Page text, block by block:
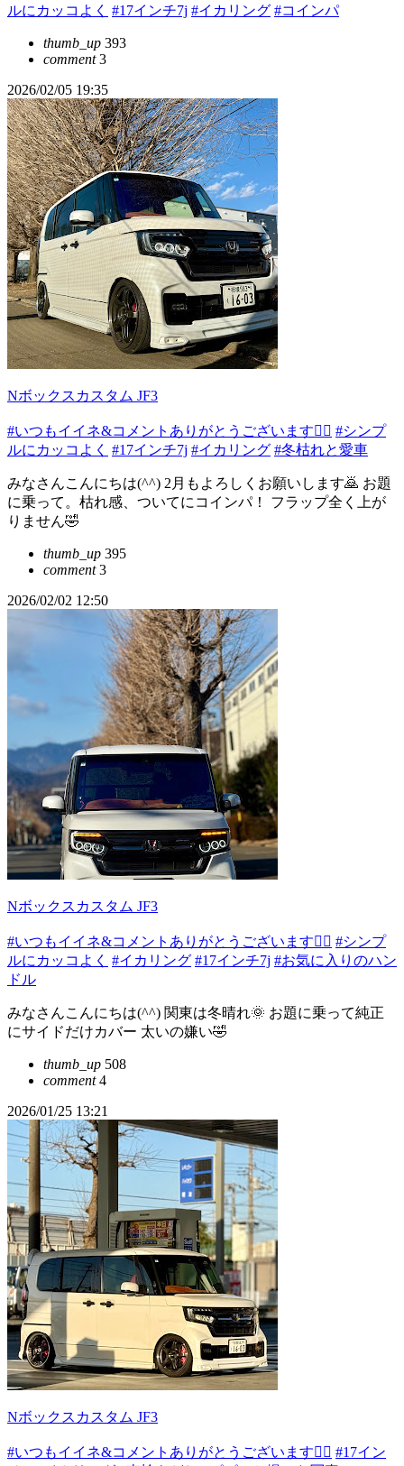
ルにカッコよく #17インチ7j #イカリング #コインパ
thumb_up 393
comment3
2026/02/05 19:35
Nボックスカスタム JF3
#いつもイイネ&コメントありがとうございます🙇‍♂️ #シンプ
ルにカッコよく #17インチ7j #イカリング #冬枯れと愛車
みなさんこんにちは(^^) 2月もよろしくお願いします🙇 お題
に乗って。枯れ感、ついてにコインパ！ フラップ全く上が
りません🤣
thumb_up 395
comment3
2026/02/02 12:50
Nボックスカスタム JF3
#いつもイイネ&コメントありがとうございます🙇‍♂️ #シンプ
ルにカッコよく #イカリング #17インチ7j #お気に入りのハン
ドル
みなさんこんにちは(^^) 関東は冬晴れ🌞 お題に乗って純正
にサイドだけカバー 太いの嫌い🤣
thumb_up 508
comment4
2026/01/25 13:21
Nボックスカスタム JF3
#いつもイイネ&コメントありがとうございます🙇‍♂️ #17イン